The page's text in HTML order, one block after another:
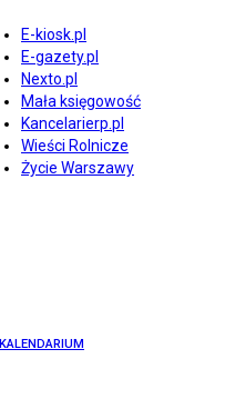
E-kiosk.pl
E-gazety.pl
Nexto.pl
Mała księgowość
Kancelarierp.pl
Wieści Rolnicze
Życie Warszawy
KALENDARIUM